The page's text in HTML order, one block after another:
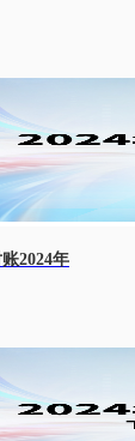
2024年